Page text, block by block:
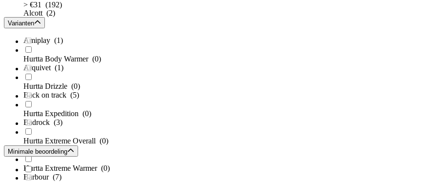
Alcott (2)
Amiplay (1)
Arquivet (1)
Back on track (5)
Badrock (3)
Baltic(15)
Barbour (7)
> €31 (192)
Varianten
Hurtta Body Warmer (0)
Hurtta Drizzle (0)
Hurtta Expedition (0)
Hurtta Extreme Overall (0)
Hurtta Extreme Warmer (0)
Minimale beoordeling